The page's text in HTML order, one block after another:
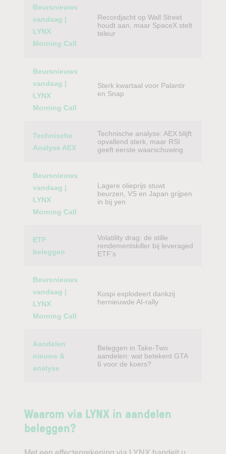
Beursnieuws
vandaag |
LYNX
Morning Call
Recordjacht op Wall Street
houdt aan, maar SpaceX stelt
teleur
Beursnieuws
vandaag |
LYNX
Morning Call
Sterk kwartaal voor Palantir
en Snap
Technische
Analyse AEX
Technische analyse: AEX blijft
opvallend sterk, maar RSI
geeft eerste waarschuwing
Beursnieuws
vandaag |
LYNX
Morning Call
Lagere olieprijs stuwt
beurzen, VS en Japan grijpen
in bij yen
ETF
beleggen
Volatility drag: de stille
rendementskiller bij leveraged
ETF’s
Beursnieuws
vandaag |
LYNX
Morning Call
Kospi explodeert dankzij
hernieuwde AI-rally
Aandelen
nieuws &
analyse
Beleggen in Take-Two
aandelen: wat betekent GTA
6 voor de koers?
Waarom via LYNX in aandelen
beleggen?